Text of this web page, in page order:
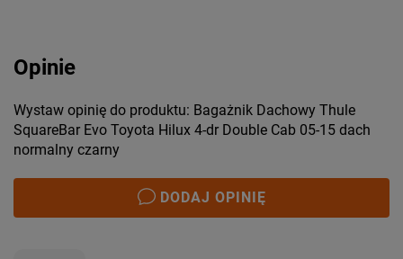
Opinie
Wystaw opinię do produktu: Bagażnik Dachowy Thule
SquareBar Evo Toyota Hilux 4-dr Double Cab 05-15 dach
normalny czarny
DODAJ OPINIĘ